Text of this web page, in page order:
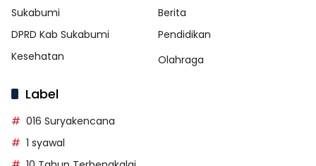
Sukabumi
Berita
DPRD Kab Sukabumi
Pendidikan
Kesehatan
Olahraga
Label
016 Suryakencana
1 syawal